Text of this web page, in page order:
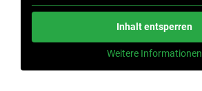
Inhalt entsperren
Weitere Informationen